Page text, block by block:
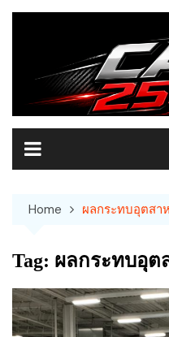
Skip
Home ผลกระทบอุตสา
Tag: ผลกระทบอุต